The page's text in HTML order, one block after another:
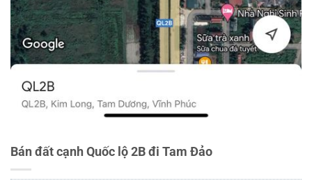
Bán đất cạnh Quốc lộ 2B đi Tam Đảo